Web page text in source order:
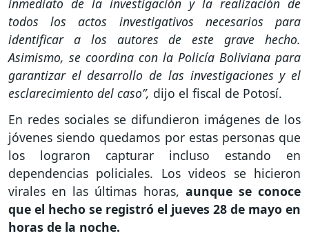
todos los actos investigativos necesarios para
identificar a los autores de este grave hecho.
Asimismo, se coordina con la Policía Boliviana para
garantizar el desarrollo de las investigaciones y el
esclarecimiento del caso”, dijo el fiscal de Potosí.
En redes sociales se difundieron imágenes de los
jóvenes siendo quedamos por estas personas que
los lograron capturar incluso estando en
dependencias policiales. Los videos se hicieron
virales en las últimas horas, aunque se conoce
que el hecho se registró el jueves 28 de mayo en
horas de la noche.